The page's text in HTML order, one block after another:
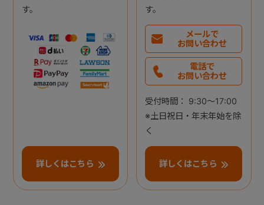
す。
詳しくはこちら
す。
メールで
お問い合わせ
電話で
お問い合わせ
受付時間： 9:30～17:00
※土日祝日・年末年始を除
く
詳しくはこちら